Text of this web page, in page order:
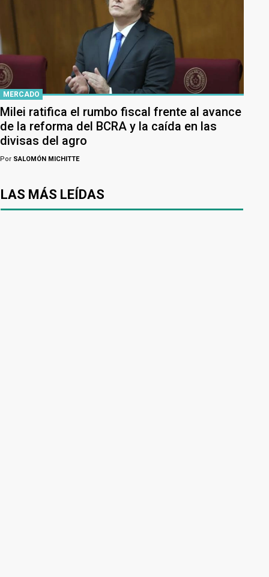
MERCADO
Milei ratifica el rumbo fiscal frente al avance
de la reforma del BCRA y la caída en las
divisas del agro
Por SALOMÓN MICHITTE
LAS MÁS LEÍDAS